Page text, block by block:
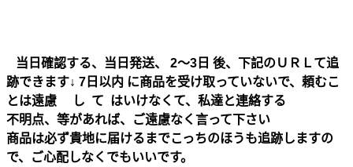
当日確認する、当日発送、 2～3日 後、下記のＵＲＬて追
跡できます↓ 7日以内 に商品を受け取っていないで、頼むこ
とは遠慮 し て はいけなくて、私達と連絡する
不明点、等があれば、ご遠慮なく言って下さい
商品は必ず貴地に届けるまでこっちのほうも追跡しますの
で、ご心配しなくでもいいです。